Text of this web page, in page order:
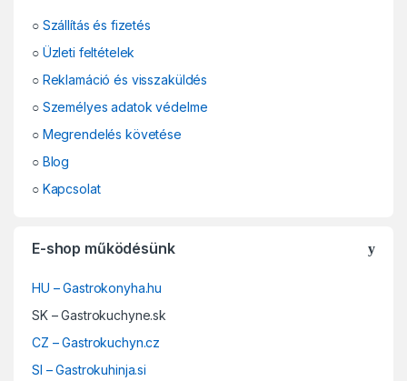
○ Szállítás és fizetés
○ Üzleti feltételek
○ Reklamáció és visszaküldés
○ Személyes adatok védelme
○ Megrendelés követése
○ Blog
○ Kapcsolat
E-shop működésünk
HU – Gastrokonyha.hu
SK – Gastrokuchyne.sk
CZ – Gastrokuchyn.cz
SI – Gastrokuhinja.si